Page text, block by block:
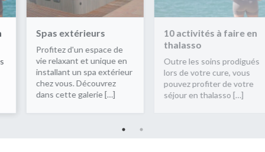
espace de
unique en
spa extérieur
10 activités à faire en
thalasso
Outre les soins prodigués
lors de votre cure, vous
pouvez profiter de votre
séjour en thalasso […]
Spas
vie relaxant
installant un
chez vous.
dans cette